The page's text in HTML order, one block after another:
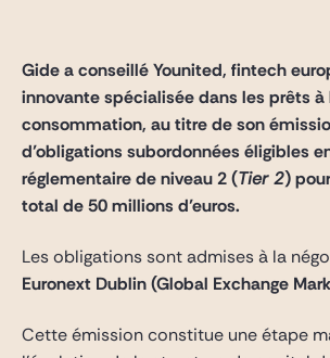
Gide a conseillé Younited, fintech
innovante spécialisée dans les prêts à
consommation, au titre de son
d’obligations subordonnées éligibles
réglementaire de niveau 2 (Tier 2)
total de 50 millions d’euros.
Les obligations sont admises à la
Euronext Dublin (Global Exchange
Cette émission constitue une étape